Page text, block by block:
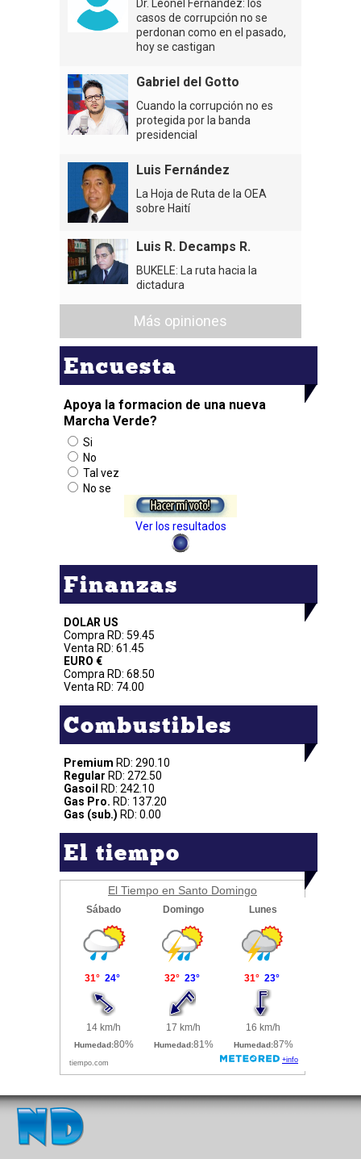
Dr. Leonel Fernández: los
casos de corrupción no se
perdonan como en el pasado,
hoy se castigan
Gabriel del Gotto
Cuando la corrupción no es
protegida por la banda
presidencial
Luis Fernández
La Hoja de Ruta de la OEA
sobre Haití
Luis R. Decamps R.
BUKELE: La ruta hacia la
dictadura
Más opiniones
Encuesta
Apoya la formacion de una nueva
Marcha Verde?
Si
No
Tal vez
No se
Ver los resultados
Finanzas
DOLAR US
Compra RD: 59.45
Venta RD: 61.45
EURO €
Compra RD: 68.50
Venta RD: 74.00
Combustibles
Premium RD: 290.10
Regular RD: 272.50
Gasoil
RD: 242.10
Gas Pro. RD: 137.20
Gas (sub.) RD: 0.00
El tiempo
El Tiempo en Santo Domingo